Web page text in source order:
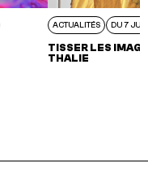
ACTUALITÉS DU 7
TISSER LES
THALIE